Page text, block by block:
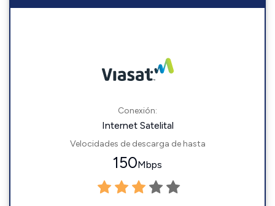
Conexión:
Internet Satelital
Velocidades de descarga de hasta
150Mbps